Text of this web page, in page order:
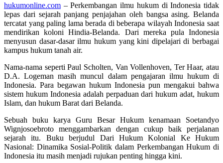
hukumonline.com – Perkembangan ilmu hukum di Indonesia tidak
lepas dari sejarah panjang penjajahan oleh bangsa asing. Belanda
tercatat yang paling lama berada di beberapa wilayah Indonesia saat
mendirikan koloni Hindia-Belanda. Dari mereka pula Indonesia
menyusun dasar-dasar ilmu hukum yang kini dipelajari di berbagai
kampus hukum tanah air.
Nama-nama seperti Paul Scholten, Van Vollenhoven, Ter Haar, atau
D.A. Logeman masih muncul dalam pengajaran ilmu hukum di
Indonesia. Para begawan hukum Indonesia pun mengakui bahwa
sistem hukum Indonesia adalah perpaduan dari hukum adat, hukum
Islam, dan hukum Barat dari Belanda.
Sebuah buku karya Guru Besar Hukum kenamaan Soetandyo
Wignjosoebroto menggambarkan dengan cukup baik perjalanan
sejarah itu. Buku berjudul Dari Hukum Kolonial Ke Hukum
Nasional: Dinamika Sosial-Politik dalam Perkembangan Hukum di
Indonesia itu masih menjadi rujukan penting hingga kini.